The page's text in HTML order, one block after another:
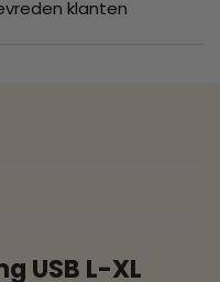
klanten
USB L-XL